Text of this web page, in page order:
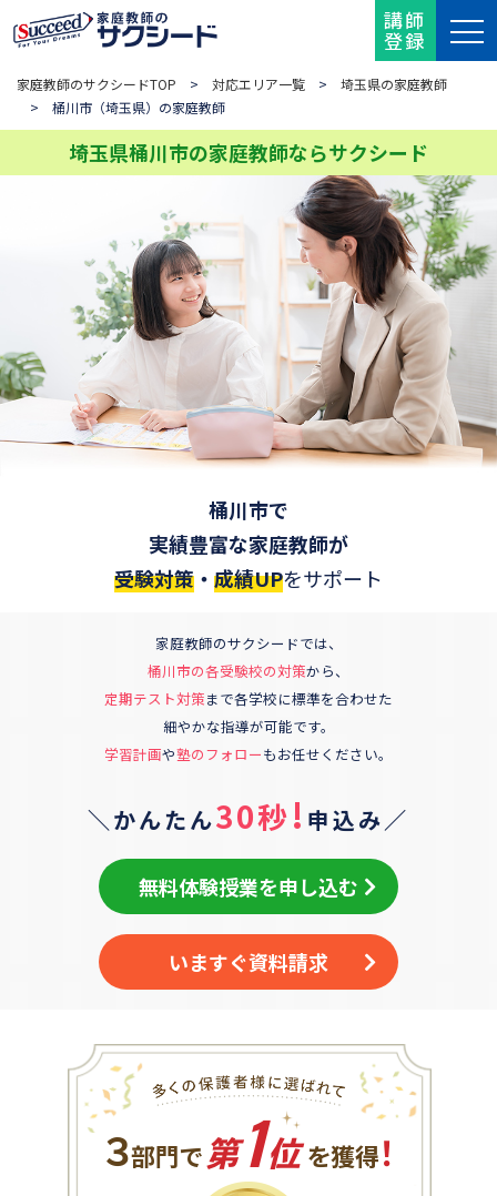
講師
登録
家庭教師のサクシードTOP > 対応エリア一覧 > 埼玉県の家庭教師
> 桶川市（埼玉県）の家庭教師
埼玉県桶川市の家庭教師ならサクシード
桶川市で
実績豊富な家庭教師が
受験対策 ・ 成績UPをサポート
家庭教師のサクシードでは、
桶川市の各受験校の対策から、
定期テスト対策まで各学校に標準を合わせた
細やかな指導が可能です。
学習計画や塾のフォローもお任せください。
＼かんたん30秒! 申込み／
無料体験授業を申し込む
いますぐ資料請求
３部門で 第1位を獲得！